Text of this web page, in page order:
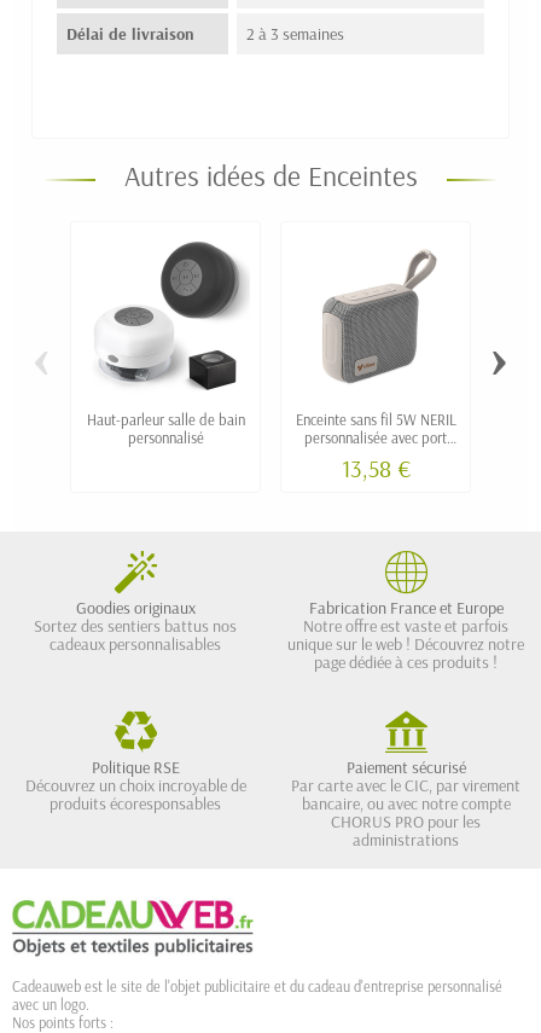
Délai de livraison 2 à 3 semaines
Autres idées de Enceintes
Haut-parleur salle de bain
personnalisé
Enceinte sans fil 5W NERIL
personnalisée avec port
13,58 €
‹ ›
Goodies originaux
Sortez des sentiers battus nos
cadeaux personnalisables
Fabrication France et Europe
Notre offre est vaste et parfois
unique sur le web ! Découvrez notre
page dédiée à ces produits !
Politique RSE
Découvrez un choix incroyable de
produits écoresponsables
Paiement sécurisé
Par carte avec le CIC, par virement
bancaire, ou avec notre compte
CHORUS PRO pour les
administrations
Cadeauweb est le site de l'objet publicitaire et du cadeau d'entreprise personnalisé
avec un logo.
Nos points forts :